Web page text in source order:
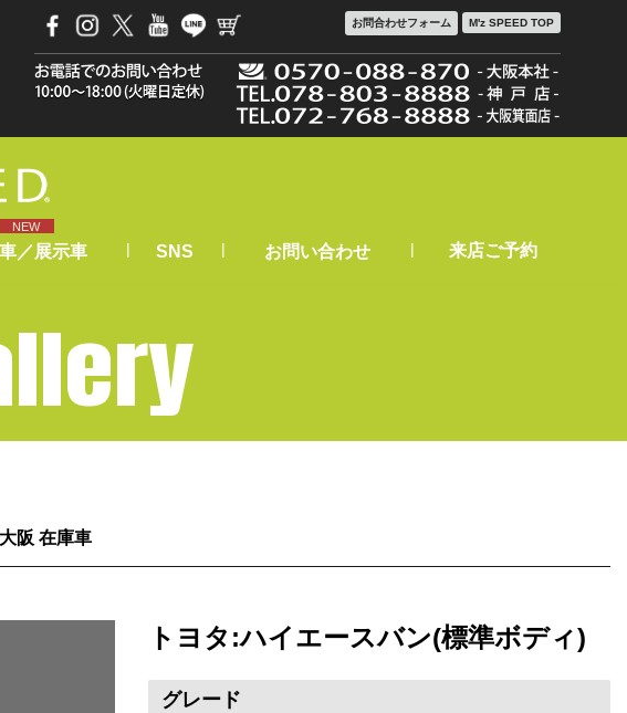
お問合わせフォーム M'z SPEED TOP
NEW
／展示車 | SNS | お問い合わせ | 来店ご予約
阪 在庫車
トヨタ:ハイエースバン(標準ボディ)
グレード